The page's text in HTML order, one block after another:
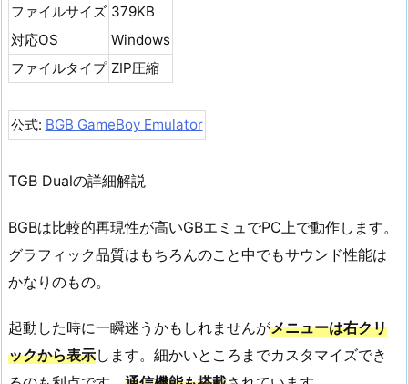
ファイルサイズ 379KB
対応OS
Windows
ファイルタイプ ZIP圧縮
公式: BGB GameBoy Emulator
TGB Dualの詳細解説
BGBは比較的再現性が高いGBエミュでPC上で動作します。
グラフィック品質はもちろんのこと中でもサウンド性能は
かなりのもの。
起動した時に一瞬迷うかもしれませんがメニューは右クリ
ックから表示します。細かいところまでカスタマイズでき